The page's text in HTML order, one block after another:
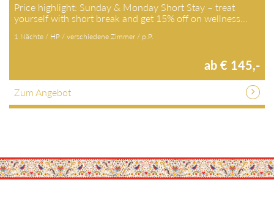
Price highlight: Sunday & Monday Short Stay – treat
yourself with short break and get 15% off on wellness…
1 Nächte / HP / verschiedene Zimmer / p.P.
ab € 145,-
Zum Angebot